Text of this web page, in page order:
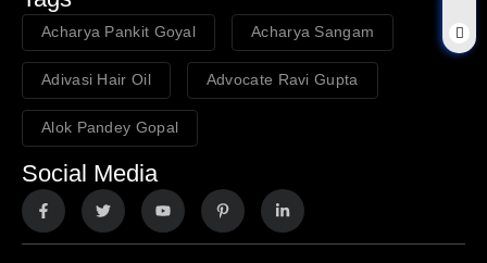
Acharya Pankit Goyal Acharya Sangam
Adivasi Hair Oil Advocate Ravi Gupta
Alok Pandey Gopal
Social Media